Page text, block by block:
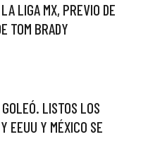
LIGA MX, PREVIO DE
TOM BRADY
LISTOS LOS
EEUU Y MÉXICO SE